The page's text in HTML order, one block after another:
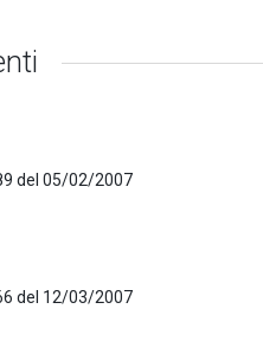
del 05/02/2007
del 12/03/2007